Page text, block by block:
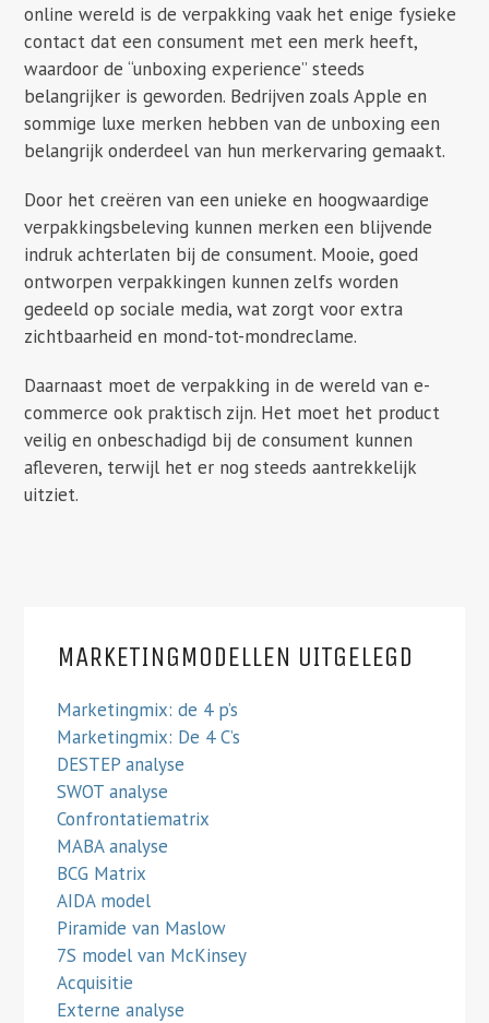
online wereld is de verpakking vaak het enige fysieke
contact dat een consument met een merk heeft,
waardoor de “unboxing experience” steeds
belangrijker is geworden. Bedrijven zoals Apple en
sommige luxe merken hebben van de unboxing een
belangrijk onderdeel van hun merkervaring gemaakt.
Door het creëren van een unieke en hoogwaardige
verpakkingsbeleving kunnen merken een blijvende
indruk achterlaten bij de consument. Mooie, goed
ontworpen verpakkingen kunnen zelfs worden
gedeeld op sociale media, wat zorgt voor extra
zichtbaarheid en mond-tot-mondreclame.
Daarnaast moet de verpakking in de wereld van e-
commerce ook praktisch zijn. Het moet het product
veilig en onbeschadigd bij de consument kunnen
afleveren, terwijl het er nog steeds aantrekkelijk
uitziet.
MARKETINGMODELLEN UITGELEGD
Marketingmix: de 4 p’s
Marketingmix: De 4 C’s
DESTEP analyse
SWOT analyse
Confrontatiematrix
MABA analyse
BCG Matrix
AIDA model
Piramide van Maslow
7S model van McKinsey
Acquisitie
Externe analyse